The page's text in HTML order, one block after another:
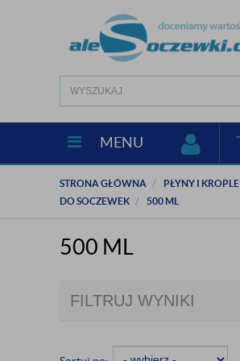
MENU
STRONA GŁÓWNA PŁYNY I KROPLE
DO SOCZEWEK
500 ML
500 ML
FILTRUJ WYNIKI